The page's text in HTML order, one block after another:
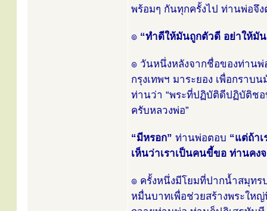
พร้อมๆ กันทุกครั้งไป ท่านพ่อจึ
๏ “ทำดีให้มันถูกตัวดี อย่าให้มั
๏ วันหนึ่งหลังจากชื่อของท่าน
กรุงเทพฯ มาระยอง เพื่อกรา
ท่านว่า “พระที่ปฏิบัติดีปฏิบัติชอ
ครับหลวงพ่อ”
“มีหรอก” ท่านพ่อตอบ “แต่ถ้า
เห็นว่าเราเป็นคนขี้ขอ ท่านคง
๏ ครั้งหนึ่งมีโยมที่ปากน้ำสมุทร
หมื่นบาทเพื่อช่วยสร้างพระให